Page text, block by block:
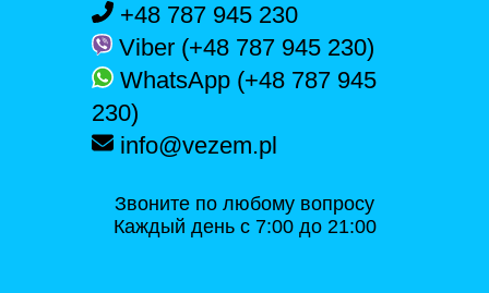
+48 787 945 230
Viber (+48 787 945 230)
WhatsApp (+48 787 945
230)
info@vezem.pl
Звоните по любому вопросу
Каждый день с 7:00 до 21:00